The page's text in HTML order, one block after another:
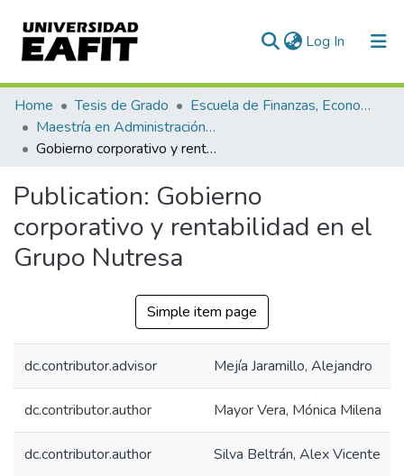
Log In (current)
Communities & Collections
All of DSpace
Home Tesis de Grado
Escuela de Finanzas, Economía y Gobierno
Maestría en Administración Financiera (tesis)
Gobierno corporativo y rentabilidad en el Grupo Nutresa
Publication: Gobierno
corporativo y rentabilidad en el
Grupo Nutresa
Simple item page
dc.contributor.advisor Mejía Jaramillo, Alejandro
dc.contributor.author Mayor Vera, Mónica Milena
dc.contributor.author Silva Beltrán, Alex Vicente